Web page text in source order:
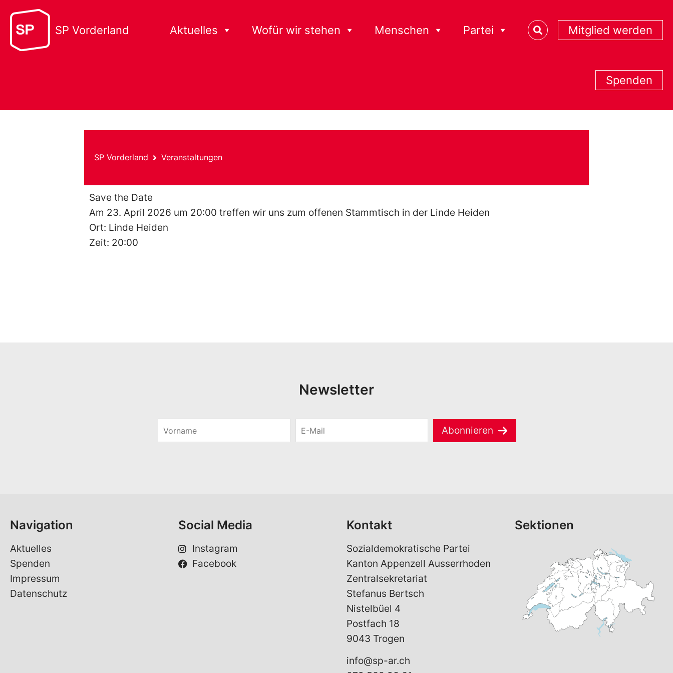
SP Vorderland Aktuelles Wofür wir stehen Menschen Partei Mitglied werden
Spenden
SP Vorderland Veranstaltungen
Save the Date
Am 23. April 2026 um 20:00 treffen wir uns zum offenen Stammtisch in der Linde Heiden
Ort: Linde Heiden
Zeit: 20:00
Newsletter
r
M
Abonnieren
Navigation
Aktuelles
Spenden
Impressum
Datenschutz
Social Media
Instagram
Facebook
Kontakt
Sozialdemokratische Partei
Kanton Appenzell Ausserrhoden
Zentralsekretariat
Stefanus Bertsch
Nistelbüel 4
Postfach 18
9043 Trogen
info@sp-ar.ch
Sektionen